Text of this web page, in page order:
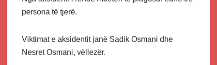
persona të tjerë.
Viktimat e aksidentit janë Sadik Osmani dhe
Nesret Osmani, vëllezër.